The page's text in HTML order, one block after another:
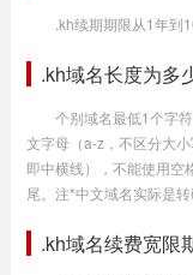
.kh续期期限从1年到
.kh域名长度为多
个别域名最低1个字
文字母（a-z，不区分大
即中横线），不能使用空
尾。注*中文域名实际是转
.kh域名续费宽限